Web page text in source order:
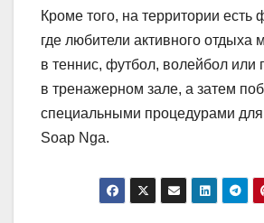
Кроме того, на территории есть
где любители активного отдыха
в теннис, футбол, волейбол или
в тренажерном зале, а затем
специальными процедурами для
Soap Nga.